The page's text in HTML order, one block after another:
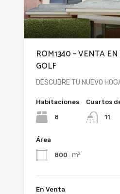
ROM1340 – VENTA
GOLF
DESCUBRE TU NUEVO
Habitaciones
8
Cuartos
11
Área
800 m²
En Venta